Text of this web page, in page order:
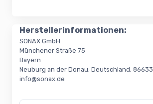
Herstellerinformationen:
SONAX GmbH
Münchener Straße 75
Bayern
Neuburg an der Donau, Deutschland, 86633
info@sonax.de